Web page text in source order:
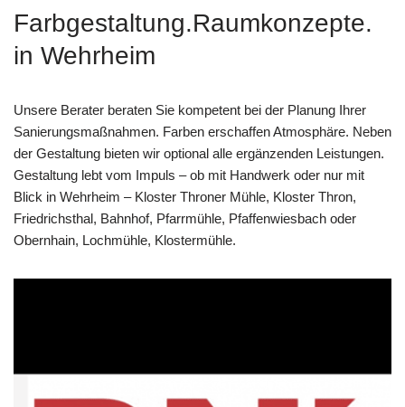
Farbgestaltung.Raumkonzepte.
in Wehrheim
Unsere Berater beraten Sie kompetent bei der Planung Ihrer
Sanierungsmaßnahmen. Farben erschaffen Atmosphäre. Neben
der Gestaltung bieten wir optional alle ergänzenden Leistungen.
Gestaltung lebt vom Impuls – ob mit Handwerk oder nur mit
Blick in Wehrheim – Kloster Throner Mühle, Kloster Thron,
Friedrichsthal, Bahnhof, Pfarrmühle, Pfaffenwiesbach oder
Obernhain, Lochmühle, Klostermühle.